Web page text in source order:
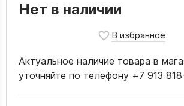
Нет в наличии
Актуальное наличие товара в
уточняйте по телефону +7 913